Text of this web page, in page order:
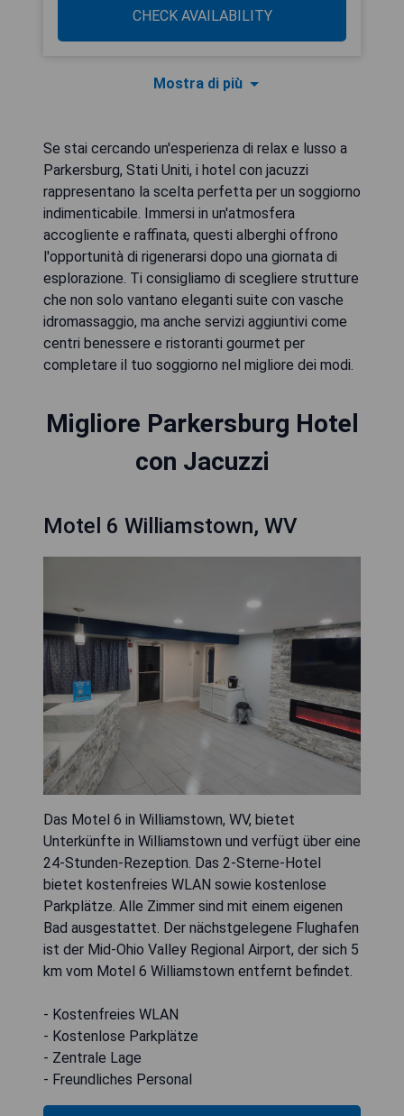
CHECK AVAILABILITY
Mostra di più
Se stai cercando un'esperienza di relax e lusso a
Parkersburg, Stati Uniti, i hotel con jacuzzi
rappresentano la scelta perfetta per un soggiorno
indimenticabile. Immersi in un'atmosfera
accogliente e raffinata, questi alberghi offrono
l'opportunità di rigenerarsi dopo una giornata di
esplorazione. Ti consigliamo di scegliere strutture
che non solo vantano eleganti suite con vasche
idromassaggio, ma anche servizi aggiuntivi come
centri benessere e ristoranti gourmet per
completare il tuo soggiorno nel migliore dei modi.
Migliore Parkersburg Hotel
con Jacuzzi
Motel 6 Williamstown, WV
Das Motel 6 in Williamstown, WV, bietet
Unterkünfte in Williamstown und verfügt über eine
24-Stunden-Rezeption. Das 2-Sterne-Hotel
bietet kostenfreies WLAN sowie kostenlose
Parkplätze. Alle Zimmer sind mit einem eigenen
Bad ausgestattet. Der nächstgelegene Flughafen
ist der Mid-Ohio Valley Regional Airport, der sich 5
km vom Motel 6 Williamstown entfernt befindet.
- Kostenfreies WLAN
- Kostenlose Parkplätze
- Zentrale Lage
- Freundliches Personal